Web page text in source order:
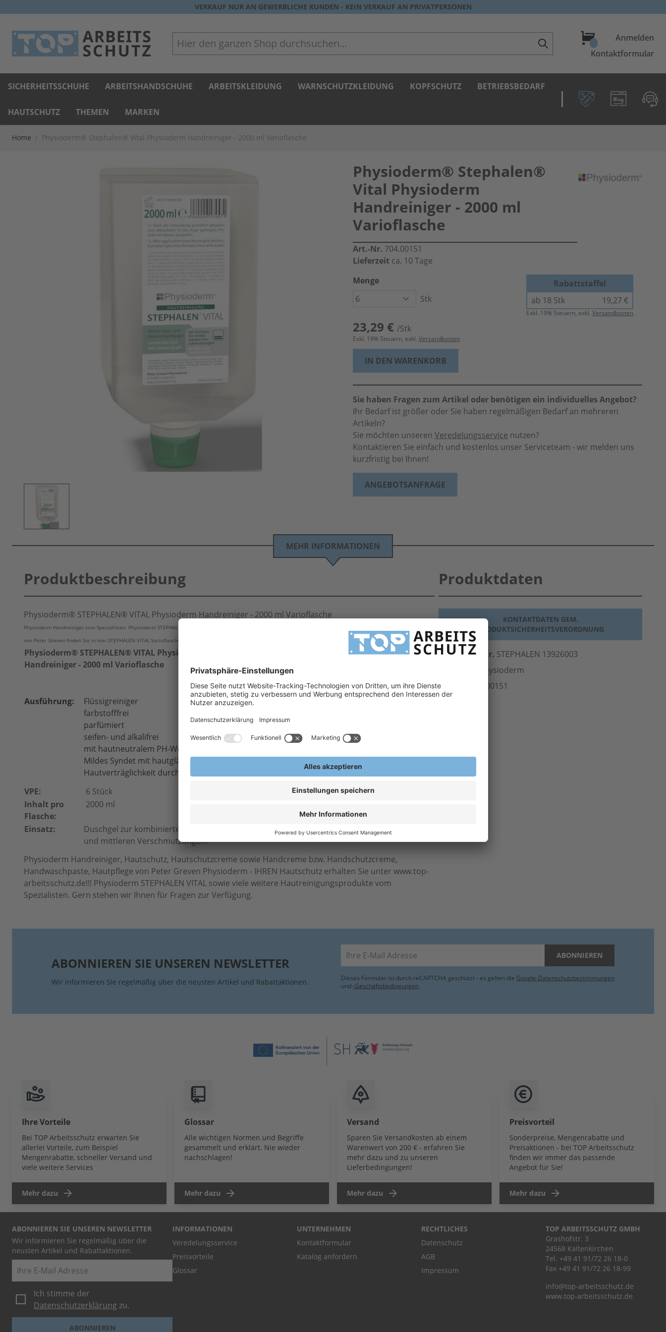
VERKAUF NUR AN GEWERBLICHE KUNDEN - KEIN VERKAUF AN PRIVATPERSONEN
Hier den ganzen Shop durchsuchen... WarenkorbAnmelden
Kontaktformular
SICHERHEITSSCHUHE ARBEITSHANDSCHUHE ARBEITSKLEIDUNG WARNSCHUTZKLEIDUNG KOPFSCHUTZ BETRIEBSBEDARF
HAUTSCHUTZ THEMEN MARKEN
Home / Physioderm® Stephalen® Vital Physioderm Handreiniger - 2000 ml Varioflasche
Physioderm® Stephalen®
Vital Physioderm
Handreiniger - 2000 ml
Varioflasche
Art.-Nr. 704.00151
Lieferzeit ca. 10 Tage
Menge
Stk
23,29 € /Stk
Exkl. 19% Steuern, exkl. Versandkosten
Rabattstaffel
ab 18 Stk
19,27 €
Exkl. 19% Steuern, exkl.Versandkosten
IN DEN WARENKORB
Sie haben Fragen zum Artikel oder benötigen ein individuelles Angebot?
Ihr Bedarf ist größer oder Sie haben regelmäßigen Bedarf an mehreren
Artikeln?
Sie möchten unseren Veredelungsservice nutzen?
Kontaktieren Sie einfach und kostenlos unser Serviceteam - wir melden uns
kurzfristig bei Ihnen!
ANGEBOTSANFRAGE
MEHR INFORMATIONEN
Produktbeschreibung
Physioderm® STEPHALEN® VITAL Physioderm Handreiniger - 2000 ml Varioflasche
Physioderm Handreiniger vom Spezialisten. Physioderm STEPHALEN VITAL in der 2000 ml Varioflasche zu TOP Koditionen. Eine große Auswahl an Hautreinigungsprodukten
von Peter Greven finden Sie in hier.STEPHALEN VITAL Varioflasche jetzt vergleichen und sparen.
Physioderm® STEPHALEN® VITAL Physioderm
Handreiniger - 2000 ml Varioflasche
Ausführung:
Flüssigreiniger
farbstofffrei
parfümiert
seifen- und alkalifrei
mit hautneutralem PH-Wert
Mildes Syndet mit hautglättenden und pflegenden Eigenschaften, gute
Hautverträglichkeit durch Zuckertenside.
VPE:
6 Stück
Inhalt pro
Flasche:
2000 ml
Einsatz:
Duschgel zur kombinierten Körper- und Haarreinigung bei leichten
und mittleren Verschmutzungen.
Physioderm Handreiniger, Hautschutz, Hautschutzcreme sowie Handcreme bzw. Handschutzcreme,
Handwaschpaste, Hautpflege von Peter Greven Physioderm - IHREN Hautschutz erhalten Sie unter www.top-
arbeitsschutz.de!!! Physioderm STEPHALEN VITAL sowie viele weitere Hautreinigungsprodukte vom
Spezialisten. Gern stehen wir Ihnen für Fragen zur Verfügung.
Produktdaten
KONTAKTDATEN GEM.
PRODUKTSICHERHEITSVERORDNUNG
Herst.-Art.-Nr. STEPHALEN 13926003
physioderm
Art.-Nr.
704.00151
ABONNIEREN SIE UNSEREN NEWSLETTER
Wir informieren Sie regelmäßig über die neusten Artikel und Rabattaktionen.
E-Mail ABONNIEREN
Dieses Formular ist durch reCAPTCHA geschützt - es gelten die Google-Datenschutzbestimmungen
und -Geschäftsbedingungen.
Ihre Vorteile
Bei TOP Arbeitsschutz erwarten Sie
allerlei Vorteile, zum Beispiel
Mengenrabatte, schneller Versand und
viele weitere Services
Mehr dazu
Glossar
Alle wichtigen Normen und Begriffe
gesammelt und erklärt. Nie wieder
nachschlagen!
Mehr dazu
Versand
Sparen Sie Versandkosten ab einem
Warenwert von 200 € - erfahren Sie
mehr dazu und zu unseren
Lieferbedingungen!
Mehr dazu
Preisvorteil
Sonderpreise, Mengenrabatte und
Preisaktionen - bei TOP Arbeitsschutz
finden wir immer das passende
Angebot für Sie!
Mehr dazu
ABONNIEREN SIE UNSEREN NEWSLETTER
Wir informieren Sie regelmäßig über die
neusten Artikel und Rabattaktionen.
E-Mail
Ich stimme der
Datenschutzerklärung zu.
ABONNIEREN
INFORMATIONEN
Veredelungsservice
Preisvorteile
Glossar
UNTERNEHMEN
Kontaktformular
Katalog anfordern
RECHTLICHES
Datenschutz
AGB
Impressum
TOP ARBEITSSCHUTZ GMBH
Grashofstr. 3
24568 Kaltenkirchen
Tel. +49 41 91/72 26 18-0
Fax +49 41 91/72 26 18-99
info@top-arbeitsschutz.de
www.top-arbeitsschutz.de